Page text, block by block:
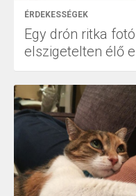
ÉRDEKESSÉGEK
Egy drón ritka
elszigetelten élő